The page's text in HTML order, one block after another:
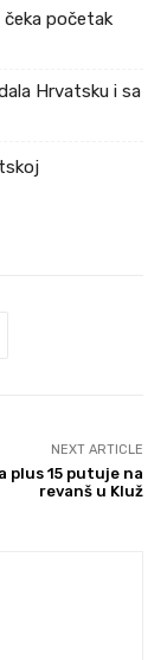
početak
Hrvatsku i sa
NEXT ARTICLE
plus 15 putuje na
revanš u Kluž